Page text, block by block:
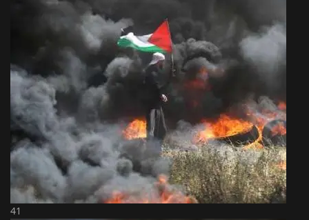
41